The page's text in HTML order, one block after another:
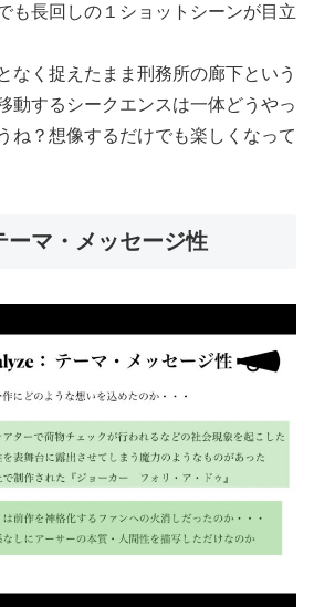
も長回しの１ショットシーンが目立
なく捉えたまま刑務所の廊下という
動するシークエンスは一体どうやっ
ね？想像するだけでも楽しくなって
ーマ・メッセージ性